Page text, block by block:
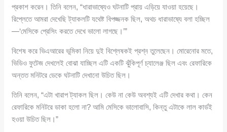
প্রকাশ করেন। তিনি বলেন, “ধারাভাষ্যেও ঘটনাটি প্রায় এড়িয়ে যাওয়া হয়েছে।
রিপ্লেতে আমরা দেখেছি ট্যাকলটি যথেষ্ট বিপজ্জনক ছিল, অথচ ধারাভাষ্যে বলা হচ্ছিল
—‘মেসিকে প্রেসিং করতে দেখে ভালো লাগছে।’”
বিশেষ করে ভিএআরের ভূমিকা নিয়ে দুই বিশ্লেষকই প্রশ্ন তুলেছেন। মোরেনোর মতে,
ভিডিও ফুটেজ দেখলেই বোঝা যাচ্ছিল এটি একটি ঝুঁকিপূর্ণ চ্যালেঞ্জ ছিল এবং রেফারিকে
অন্তত মনিটরে ডেকে ঘটনাটি দেখানো উচিত ছিল।
তিনি বলেন, “এটা খারাপ ট্যাকল ছিল। কেউ না কেউ অবশ্যই এটি দেখার কথা। কেন
রেফারিকে মনিটরে ডাকা হলো না? আমি মেসিকে ভালোবাসি, কিন্তু এটাকে লাল কার্ডই
হওয়া উচিত ছিল।”